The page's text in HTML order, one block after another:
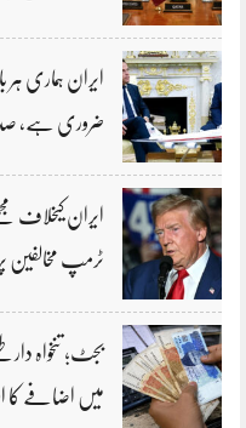
ایران ہماری ہر
ضروری ہے،
ایران کیخلاف
ٹرمپ
بجٹ؛ تنخواہ
میں اضافے کا